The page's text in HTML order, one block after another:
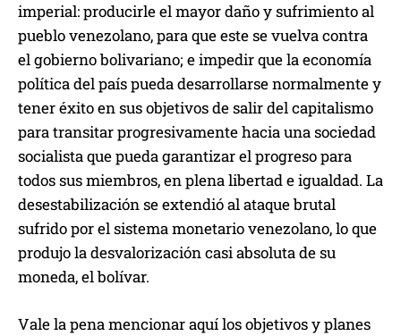
imperial: producirle el mayor daño y sufrimiento al
pueblo venezolano, para que este se vuelva contra
el gobierno bolivariano; e impedir que la economía
política del país pueda desarrollarse normalmente y
tener éxito en sus objetivos de salir del capitalismo
para transitar progresivamente hacia una sociedad
socialista que pueda garantizar el progreso para
todos sus miembros, en plena libertad e igualdad. La
desestabilización se extendió al ataque brutal
sufrido por el sistema monetario venezolano, lo que
produjo la desvalorización casi absoluta de su
moneda, el bolívar.
Vale la pena mencionar aquí los objetivos y planes